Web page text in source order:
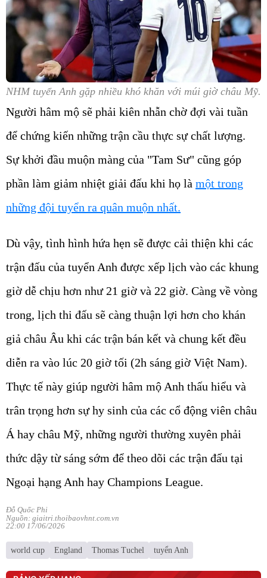
NHM tuyển Anh gặp nhiều khó khăn với múi giờ châu Mỹ.
Người hâm mộ sẽ phải kiên nhẫn chờ đợi vài tuần
để chứng kiến những trận cầu thực sự chất lượng.
Sự khởi đầu muộn màng của "Tam Sư" cũng góp
phần làm giảm nhiệt giải đấu khi họ là một trong
những đội tuyển ra quân muộn nhất.
Dù vậy, tình hình hứa hẹn sẽ được cải thiện khi các
trận đấu của tuyển Anh được xếp lịch vào các khung
giờ dễ chịu hơn như 21 giờ và 22 giờ. Càng về vòng
trong, lịch thi đấu sẽ càng thuận lợi hơn cho khán
giả châu Âu khi các trận bán kết và chung kết đều
diễn ra vào lúc 20 giờ tối (2h sáng giờ Việt Nam).
Thực tế này giúp người hâm mộ Anh thấu hiểu và
trân trọng hơn sự hy sinh của các cổ động viên châu
Á hay châu Mỹ, những người thường xuyên phải
thức dậy từ sáng sớm để theo dõi các trận đấu tại
Ngoại hạng Anh hay Champions League.
Đỗ Quốc Phi
Nguồn: giaitri.thoibaovhnt.com.vn
22:00 17/06/2026
world cup England Thomas Tuchel tuyển Anh